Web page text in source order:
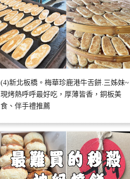
(4)新北板橋。梅華珍鹿港牛舌餅.三姊妹~
現烤熱呼呼最好吃，厚薄皆香，銅板美
食、伴手禮推薦